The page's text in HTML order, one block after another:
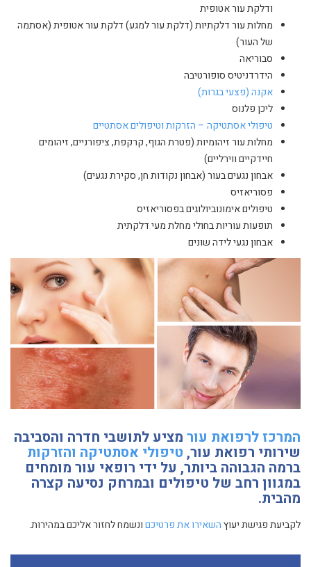
ודלקת עור אטופית
מחלות עור דלקתיות (דלקת עור למגע) דלקת עור אטופית (אסתמה
של העור)
סבוריאה
הידרדניטיס סופורטיבה
אקנה (פצעי בגרות)
ליכן פלנוס
טיפולי אסתטיקה – הזרקות וטיפולים אסתטיים
מחלות עור זיהומיות (פטרת הגוף, קרקפת, ציפורניים, זיהומים
חיידקיים ווירליים)
אבחון נגעים בעור (אבחון נקודות חן, סקירת נגעים)
פסוריאזיס
טיפולים אימונוביולוגים בפסוריאזיס
תופעות עוריות בחולי מחלת מעי דלקתית
אבחון נגעי לידה שונים
המרכז לרפואת עור מציע לתושבי חדרה והסביבה
שירותי רפואת עור, טיפולי אסתטיקה והזרקות
ברמה הגבוהה ביותר, על ידי רופאי עור מומחים
במגוון רחב של טיפולים ובמרחק נסיעה קצרה
מהבית.
לקביעת פגישת יעוץהשאירו את פרטיכםונשמח לחזור אליכם במהירות.